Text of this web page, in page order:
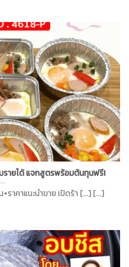
รายได้ แจกสูตรพร้อมต้นทุนฟรี!
าคาแนะนำขาย เปิดร้า [...] [...]